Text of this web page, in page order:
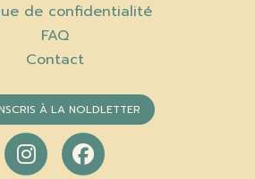
de confidentialité
FAQ
Contact
À LA NOLDLETTER